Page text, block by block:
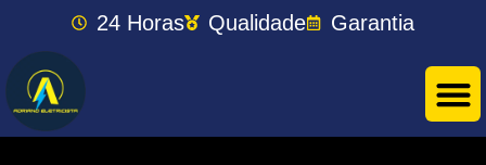
24 Horas Qualidade Garantia